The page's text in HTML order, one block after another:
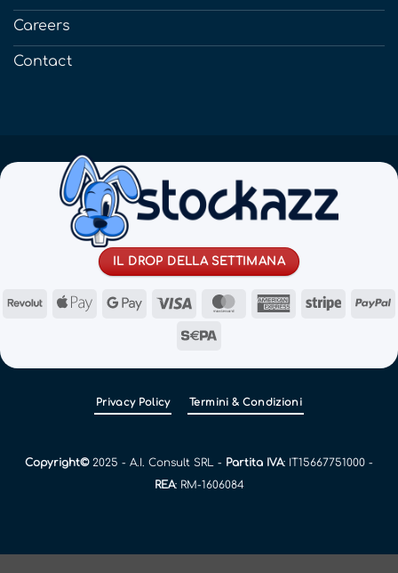
Careers
Contact
IL DROP DELLA SETTIMANA
RevolutApple GoogleVisa MasterCardAmericanStripe
Privacy Policy Termini & Condizioni
Copyright©2025 - A.I. Consult SRL - Partita IVA: IT15667751000 -
REA: RM-1606084